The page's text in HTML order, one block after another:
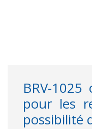
BRV-1025
pour les
possibilité